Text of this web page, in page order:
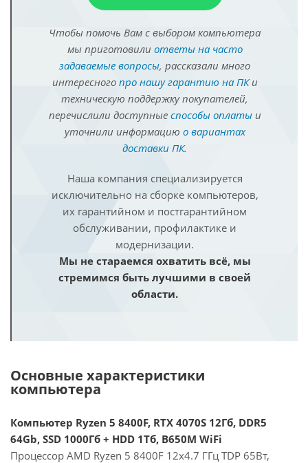
Чтобы помочь Вам с выбором компьютера
мы приготовили ответы на часто
задаваемые вопросы, рассказали много
интересного про нашу гарантию на ПКи
техническую поддержку покупателей,
перечислили доступные способы оплатыи
уточнили информацию о вариантах
доставки ПК.
Наша компания специализируется
исключительно на сборке компьютеров,
их гарантийном и постгарантийном
обслуживании, профилактике и
модернизации.
Мы не стараемся охватить всё, мы
стремимся быть лучшими в своей
области.
Основные характеристики
компьютера
Компьютер Ryzen 5 8400F, RTX 4070S 12Гб, DDR5
64Gb, SSD 1000Гб + HDD 1Тб, B650M WiFi
Процессор AMD Ryzen 5 8400F 12x4.7 ГГц TDP 65Вт,